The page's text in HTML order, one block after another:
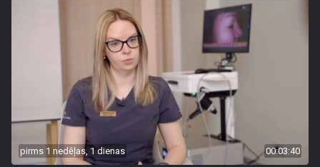
pirms 1 nedēļas, 1 dienas 00:03:40